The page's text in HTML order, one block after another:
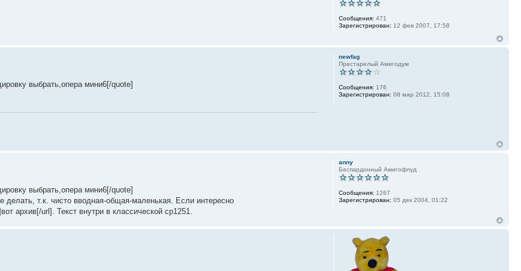
Сообщения: 471
Зарегистрирован: 12 фев 2007, 17:58
выбрать,опера мини6[/quote]
newfag
Престарелый Амигодум
Сообщения: 176
Зарегистрирован: 08 мар 2012, 15:08
выбрать,опера мини6[/quote]
делать, т.к. чисто вводная-общая-маленькая. Если интересно
архив[/url]. Текст внутри в классической cp1251.
anny
Беспардонный Амигофлуд
Сообщения: 1267
Зарегистрирован: 05 дек 2004, 01:22